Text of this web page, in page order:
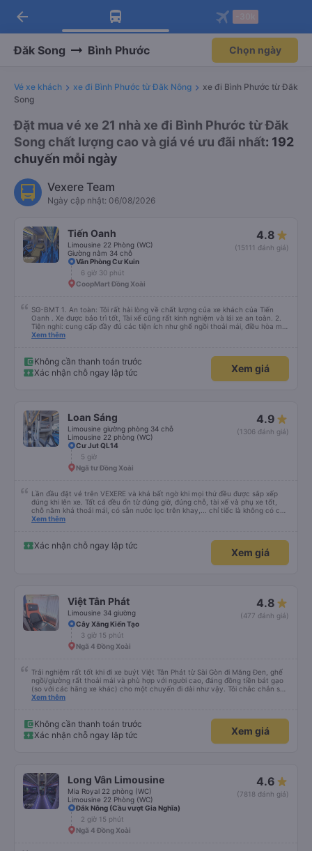
Tải app Vexere ngay!
Nhận ưu đãi thành viên độc
Mở app
Tải app Vexere
-30k/ghế khi đặt vé máy bay qua
Mở app
arrow_back
Đăk Song Bình Phước Chọn ngày
Vé xe khách xe đi Bình Phước từ Đăk Nông
xe đi Bình Phước từ Đăk
Song
Đặt mua vé xe 21 nhà xe đi Bình Phước từ Đăk
Song chất lượng cao và giá vé ưu đãi nhất: 192
chuyến mỗi ngày
Vexere Team
Ngày cập nhật: 06/08/2026
Tiến Oanh
Limousine 22 Phòng (WC)
Giường nằm 34 chỗ
4.8
(15111 đánh giá)
Văn Phòng Cư Kuin
6 giờ 30 phút
CoopMart Đồng Xoài
SG-BMT 1. An toàn: Tôi rất hài lòng về chất lượng của xe khách của Tiến
Oanh . Xe được bảo trì tốt, Tài xế cũng rất kinh nghiệm và lái xe an toàn. 2.
Tiện nghi: cung cấp đầy đủ các tiện ích như ghế ngồi thoải mái, điều hòa mát
mẻ, wifi tốc độ cao và cổng sạc điện thoại di động. 3. Thời gian và độ chính
lượng và tiện ích được cung cấp. 5. Thái độ phục vụ: Nhân viên và tài xế rất
nhiệt tình, chu đáo và tôn trọng khách hàng. Tôi cảm thấy rất thoải mái và
hài lòng với các dịch vụ mà họ cung cấp. Dịch vụ của họ đáp ứng đầy đủ
Xem thêm
Không cần thanh toán trước
Xác nhận chỗ ngay lập tức
Xem giá
Loan Sáng
Limousine giường phòng 34 chỗ
Limousine 22 phòng (WC)
4.9
(1306 đánh giá)
Cư Jut QL14
5 giờ
Ngã tư Đồng Xoài
Lần đầu đặt vé trên VEXERE và khá bất ngờ khi mọi thứ đều được sắp xếp
đúng khi lên xe. Tất cả đều ổn từ đúng giờ, đúng chỗ, tài xế và phụ xe tốt,
chỗ nằm khá thoải mái, có sẵn nước lọc trên khay,... chỉ tiếc là không có chỗ
để sạc pin thôi. Nhưng vậy cũng quá ổn rồi!
Xem thêm
Xác nhận chỗ ngay lập tức
Xem giá
Việt Tân Phát
Limousine 34 giường
4.8
(477 đánh giá)
Cây Xăng Kiến Tạo
3 giờ 15 phút
Ngã 4 Đồng Xoài
Trải nghiệm rất tốt khi đi xe buýt Việt Tân Phát từ Sài Gòn đi Măng Đen, ghế
ngồi/giường rất thoải mái và phù hợp với người cao, đáng đồng tiền bát gạo
(so với các hãng xe khác) cho một chuyến đi dài như vậy. Tôi chắc chắn sẽ
sử dụng lại sau.
Xem thêm
Không cần thanh toán trước
Xác nhận chỗ ngay lập tức
Xem giá
Long Vân Limousine
Mia Royal 22 phòng (WC)
Limousine 22 Phòng (WC)
4.6
(7818 đánh giá)
Đắk Nông (Cầu vượt Gia Nghĩa)
2 giờ 15 phút
Ngã 4 Đồng Xoài